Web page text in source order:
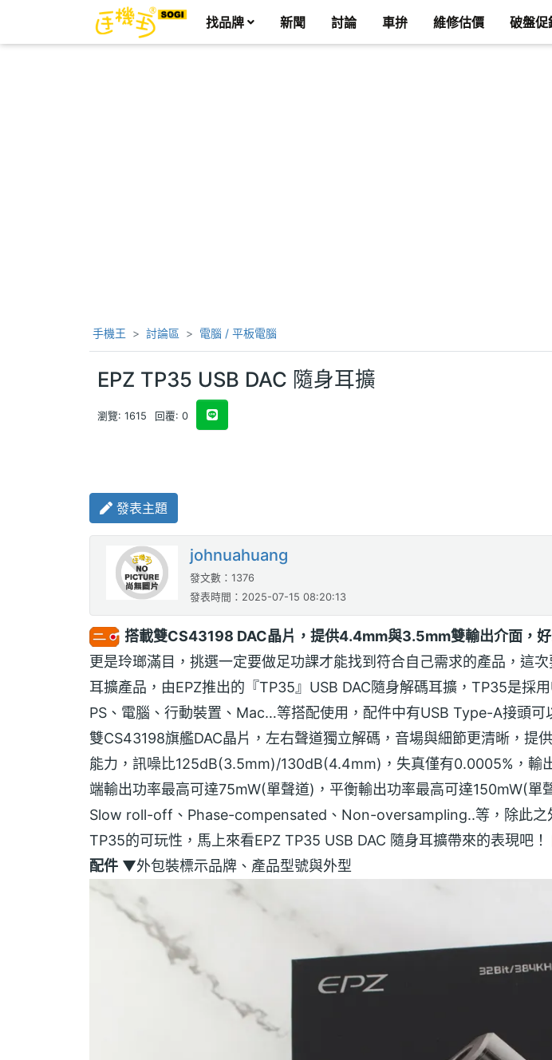
找品牌 新聞 討論 車拚 維修估價 破盤促
手機王 討論區 電腦 / 平板電腦
EPZ TP35 USB DAC 隨身耳擴
瀏覽: 1615 回覆: 0
發表主題
johnuahuang
發文數：1376
發表時間：2025-07-15 08:20:13
搭載雙CS43198 DAC晶片，提供4.4mm與3.5mm雙輸出介面，
更是玲瑯滿目，挑選一定要做足功課才能找到符合自己需求的產品，這
耳擴產品，由EPZ推出的『TP35』USB DAC隨身解碼耳擴，TP35是採
PS、電腦、行動裝置、Mac…等搭配使用，配件中有USB Type-A接頭
雙CS43198旗艦DAC晶片，左右聲道獨立解碼，音場與細節更清晰，
能力，訊噪比125dB(3.5mm)/130dB(4.4mm)，失真僅有0.0005%，輸
端輸出功率最高可達75mW(單聲道)，平衡輸出功率最高可達150mW(
Slow roll-off、Phase-compensated、Non-oversampling..等，除此之
TP35的可玩性，馬上來看EPZ TP35 USB DAC 隨身耳擴帶來的表現吧！
配件 ▼外包裝標示品牌、產品型號與外型